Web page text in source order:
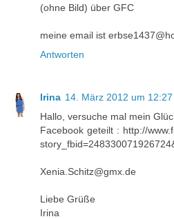
(ohne Bild) über GFC
meine email ist
Antworten
Irina 14. März 2012 um 12:27
Hallo, versuche mal mein
Facebook geteilt : http://
Xenia.Schitz@gmx.de
Liebe Grüße
Irina